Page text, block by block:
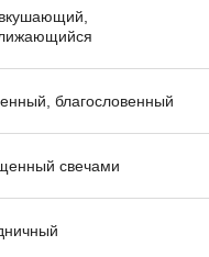
благословенный
свечами